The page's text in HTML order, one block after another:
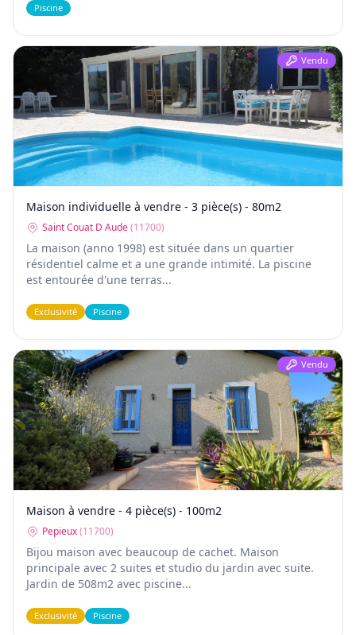
Piscine
Vendu
Maison individuelle à vendre - 3 pièce(s) - 80m2
Saint Couat D Aude(11700)
La maison (anno 1998) est située dans un quartier
résidentiel calme et a une grande intimité. La piscine
est entourée d'une terras...
Exclusivité Piscine
Vendu
Maison à vendre - 4 pièce(s) - 100m2
Pepieux(11700)
Bijou maison avec beaucoup de cachet. Maison
principale avec 2 suites et studio du jardin avec suite.
Jardin de 508m2 avec piscine...
Exclusivité Piscine